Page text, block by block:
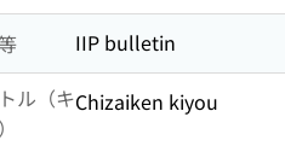
IIP bulletin
ル（キChizaiken kiyou